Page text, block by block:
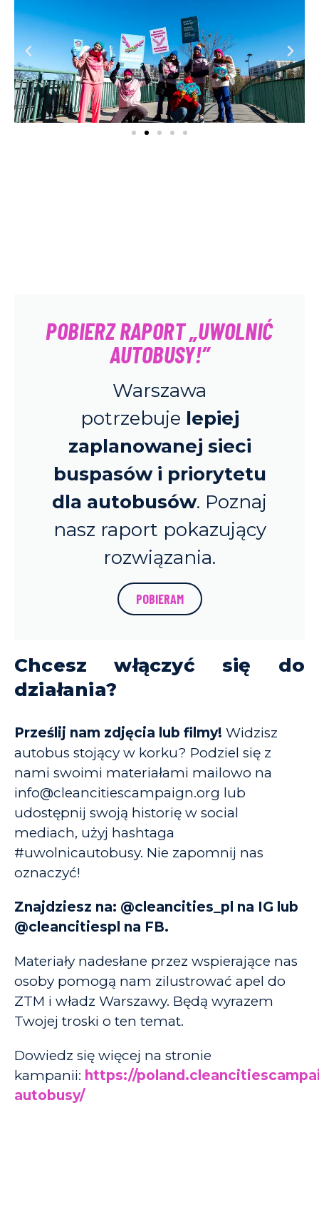
POBIERZ RAPORT „UWOLNIĆ
AUTOBUSY!”
Warszawa
potrzebuje lepiej
zaplanowanej sieci
buspasów i priorytetu
dla autobusów. Poznaj
nasz raport pokazujący
rozwiązania.
POBIERAM
Chcesz włączyć się do
działania?
Prześlij nam zdjęcia lub filmy! Widzisz
autobus stojący w korku? Podziel się z
nami swoimi materiałami mailowo na
info@cleancitiescampaign.org lub
udostępnij swoją historię w social
mediach, użyj hashtaga
#uwolnicautobusy. Nie zapomnij nas
oznaczyć!
Znajdziesz na: @cleancities_pl na IG lub
@cleancitiespl na FB.
Materiały nadesłane przez wspierające nas
osoby pomogą nam zilustrować apel do
ZTM i władz Warszawy. Będą wyrazem
Twojej troski o ten temat.
Dowiedz się więcej na stronie
kampanii: https://
autobusy/